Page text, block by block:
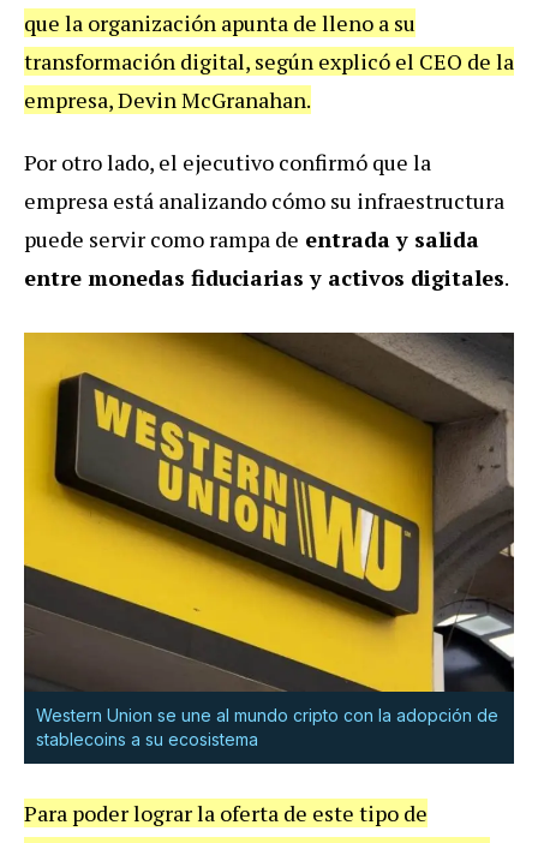
que la organización apunta de lleno a su
transformación digital, según explicó el CEO de la
empresa, Devin McGranahan.
Por otro lado, el ejecutivo confirmó que la
empresa está analizando cómo su infraestructura
puede servir como rampa de entrada y salida
entre monedas fiduciarias y activos digitales.
Western Union se une al mundo cripto con la adopción de
stablecoins a su ecosistema
Para poder lograr la oferta de este tipo de